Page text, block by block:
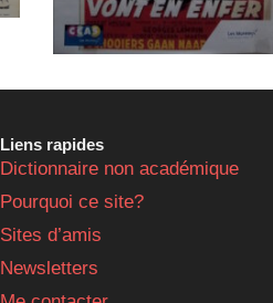
Liens rapides
Dictionnaire non académique
Pourquoi ce site?
Sites d’amis
Newsletters